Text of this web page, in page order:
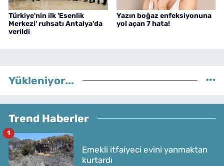
Türkiye'nin ilk 'Esenlik
Merkezi' ruhsatı Antalya'da
verildi
Yazın boğaz enfeksiyonuna
yol açan 7 hata!
Yükleniyor...
Trend Haberler
Emekli itfaiyeci evini yanmaktan
kurtardı
1